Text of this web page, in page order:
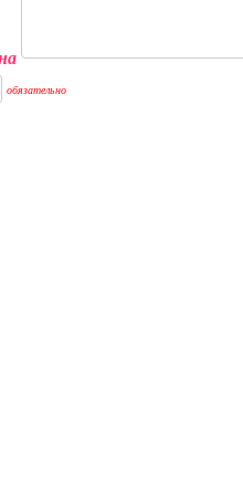
обязательно